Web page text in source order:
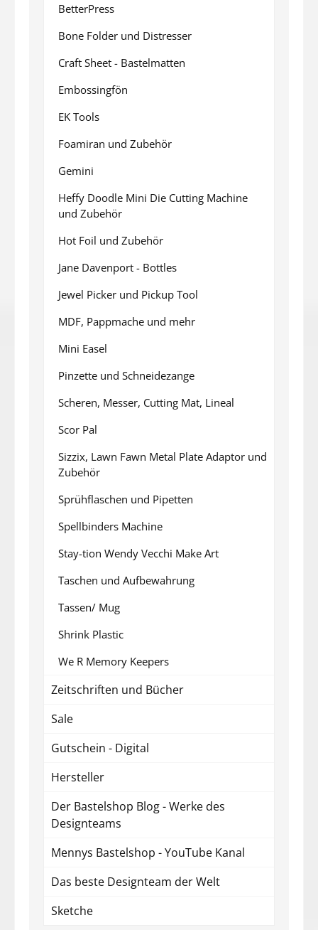
BetterPress
Bone Folder und Distresser
Craft Sheet - Bastelmatten
Embossingfön
EK Tools
Foamiran und Zubehör
Gemini
Heffy Doodle Mini Die Cutting Machine
und Zubehör
Hot Foil und Zubehör
Jane Davenport - Bottles
Jewel Picker und Pickup Tool
MDF, Pappmache und mehr
Mini Easel
Pinzette und Schneidezange
Scheren, Messer, Cutting Mat, Lineal
Scor Pal
Sizzix, Lawn Fawn Metal Plate Adaptor und
Zubehör
Sprühflaschen und Pipetten
Spellbinders Machine
Stay-tion Wendy Vecchi Make Art
Taschen und Aufbewahrung
Tassen/ Mug
Shrink Plastic
We R Memory Keepers
Zeitschriften und Bücher
Sale
Gutschein - Digital
Hersteller
Der Bastelshop Blog - Werke des
Designteams
Mennys Bastelshop - YouTube Kanal
Das beste Designteam der Welt
Sketche